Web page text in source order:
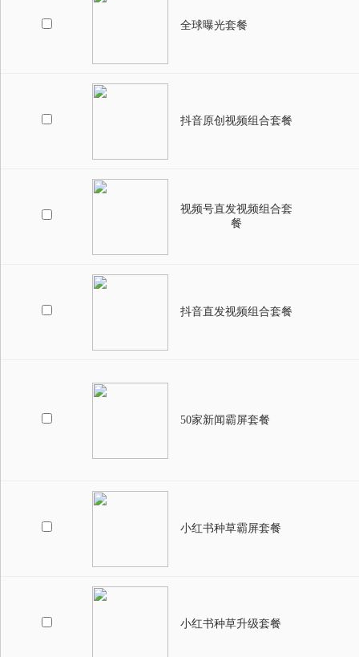
全球曝光套餐
抖音原创视频组合套餐
视频号直发视频组合套
餐
抖音直发视频组合套餐
50家新闻霸屏套餐
小红书种草霸屏套餐
小红书种草升级套餐